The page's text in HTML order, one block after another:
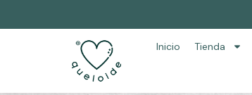
Inicio Tienda